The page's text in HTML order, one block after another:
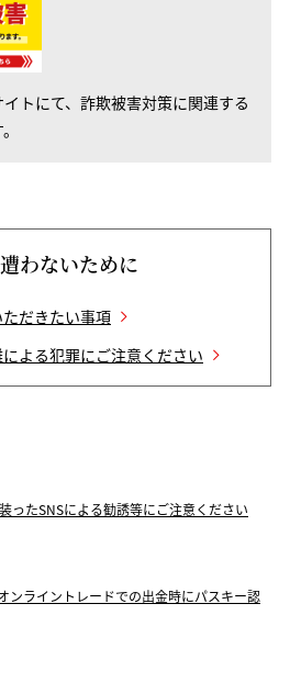
トにて、詐欺被害対策に関連する
わないために
だきたい事項
よる犯罪にご注意ください
ったSNSによる勧誘等にご注意ください
ンライントレードでの出金時にパスキー認